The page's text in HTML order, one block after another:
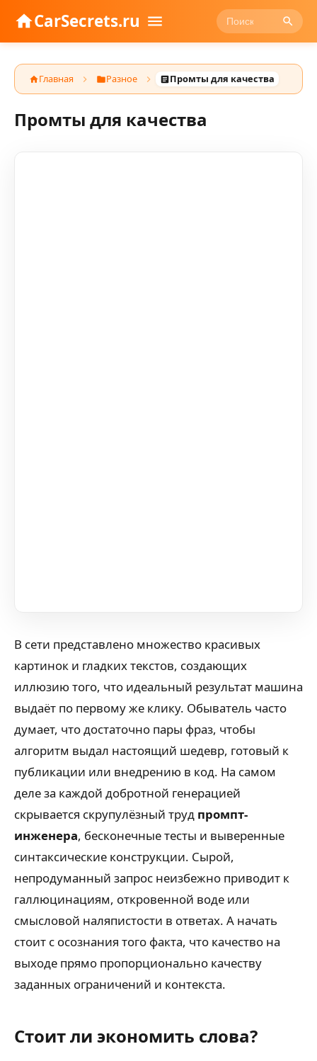
CarSecrets.ru
Главная Разное Промты для качества
Промты для качества
В сети представлено множество красивых
картинок и гладких текстов, создающих
иллюзию того, что идеальный результат машина
выдаёт по первому же клику. Обыватель часто
думает, что достаточно пары фраз, чтобы
алгоритм выдал настоящий шедевр, готовый к
публикации или внедрению в код. На самом
деле за каждой добротной генерацией
скрывается скрупулёзный труд промпт-
инженера, бесконечные тесты и выверенные
синтаксические конструкции. Сырой,
непродуманный запрос неизбежно приводит к
галлюцинациям, откровенной воде или
смысловой наляпистости в ответах. А начать
стоит с осознания того факта, что качество на
выходе прямо пропорционально качеству
заданных ограничений и контекста.
Стоит ли экономить слова?